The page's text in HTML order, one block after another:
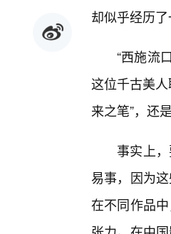
却似乎经历了
“西施流
这位千古美
来之笔”，还
事实上
易事，因为
在不同作品